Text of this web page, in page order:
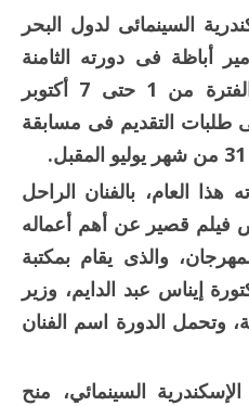
مهرجان
الإسكندرية
السينمائى
مغلقة
السينمائى لدول البحر
أباظة فى دورته الثامنة
والثلاثين التى تقام خلال الفترة من 1 حتى 7 أكتوبر
طلبات التقديم فى مسابقة
العام، بالفنان الراحل
قصير عن أهم أعماله
والذى يقام بمكتبة
إيناس عبد الدايم، وزير
وتحمل الدورة اسم الفنان
السينمائي، منح